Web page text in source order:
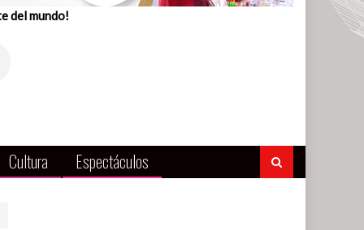
del mundo!
Cultura Espectáculos